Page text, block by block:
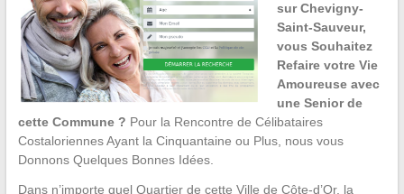
sur Chevigny-
Saint-Sauveur,
vous Souhaitez
Refaire votre Vie
Amoureuse avec
une Senior de
cette Commune ? Pour la Rencontre de Célibataires
Costaloriennes Ayant la Cinquantaine ou Plus, nous vous
Donnons Quelques Bonnes Idées.
Dans n’importe quel Quartier de cette Ville de Côte-d’Or, la